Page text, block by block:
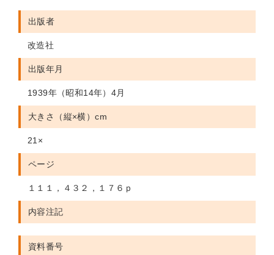
出版者
改造社
出版年月
1939年（昭和14年）4月
大きさ（縦×横）cm
21×
ページ
１１１，４３２，１７６ｐ
内容注記
資料番号